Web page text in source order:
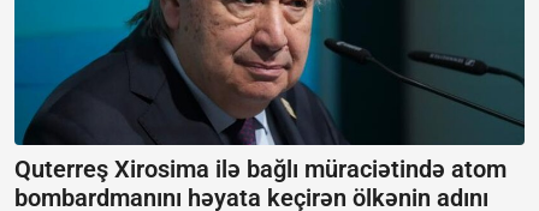
Quterreş Xirosima ilə bağlı müraciətində atom
bombardmanını həyata keçirən ölkənin adını